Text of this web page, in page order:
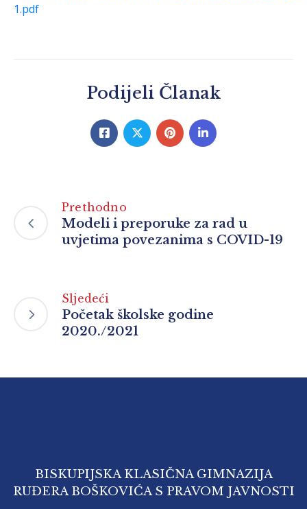
1.pdf
Podijeli Članak
Prethodno
Modeli i preporuke za rad u
uvjetima povezanima s COVID-19
Sljedeći
Početak školske godine
2020./2021
BISKUPIJSKA KLASIČNA GIMNAZIJA
RUĐERA BOŠKOVIĆA S PRAVOM JAVNOSTI